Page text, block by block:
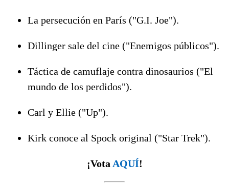
La persecución en París ("G.I. Joe").
Dillinger sale del cine ("Enemigos públicos").
Táctica de camuflaje contra dinosaurios ("El
mundo de los perdidos").
Carl y Ellie ("Up").
Kirk conoce al Spock original ("Star Trek").
¡Vota AQUÍ!